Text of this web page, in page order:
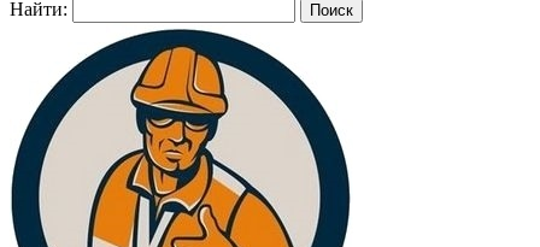
Найти: